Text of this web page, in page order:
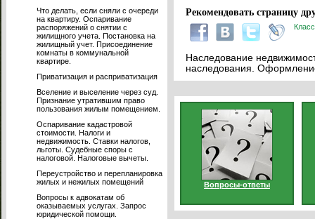
Что делать, если сняли с очереди
на квартиру. Оспаривание
распоряжений о снятии с
жилищного учета. Постановка на
жилищный учет. Присоединение
комнаты в коммунальной
квартире.
Приватизация и расприватизация
Вселение и выселение через суд.
Признание утратившим право
пользования жилым помещением.
Оспаривание кадастровой
стоимости. Налоги и
недвижимость. Ставки налогов,
льготы. Судебные споры с
налоговой. Налоговые вычеты.
Переустройство и перепланировка
жилых и нежилых помещений
Вопросы к адвокатам об
оказываемых услугах. Запрос
юридической помощи.
Рекомендовать страницу
Наследование
наследования.
Вопросы-ответы